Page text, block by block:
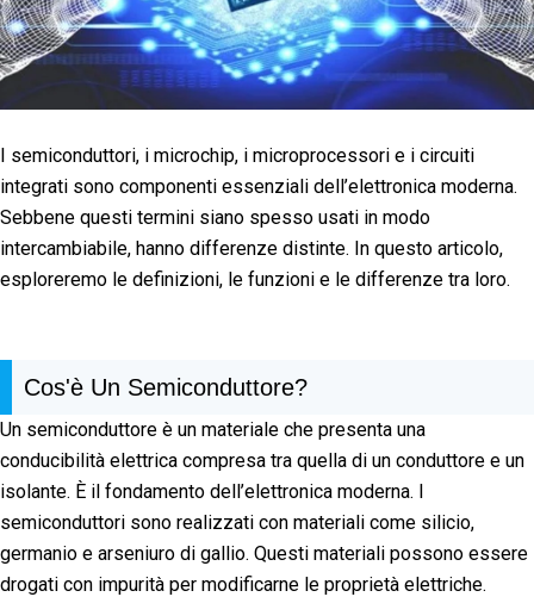
I semiconduttori, i microchip, i microprocessori e i circuiti
integrati sono componenti essenziali dell’elettronica moderna.
Sebbene questi termini siano spesso usati in modo
intercambiabile, hanno differenze distinte. In questo articolo,
esploreremo le definizioni, le funzioni e le differenze tra loro.
Cos'è Un Semiconduttore?
Un semiconduttore è un materiale che presenta una
conducibilità elettrica compresa tra quella di un conduttore e un
isolante. È il fondamento dell’elettronica moderna. I
semiconduttori sono realizzati con materiali come silicio,
germanio e arseniuro di gallio. Questi materiali possono essere
drogati con impurità per modificarne le proprietà elettriche.